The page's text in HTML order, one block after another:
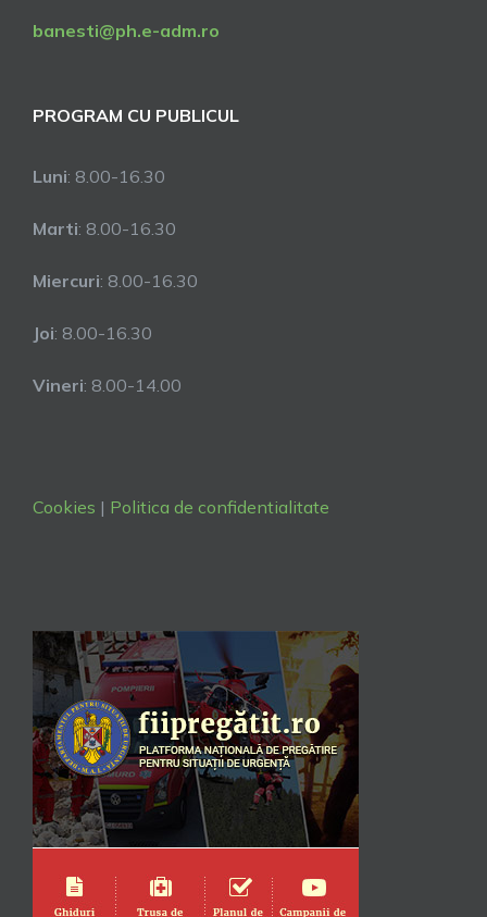
banesti@ph.e-adm.ro
PROGRAM CU PUBLICUL
Luni: 8.00-16.30
Marti: 8.00-16.30
Miercuri: 8.00-16.30
Joi: 8.00-16.30
Vineri: 8.00-14.00
Cookies | Politica de confidentialitate